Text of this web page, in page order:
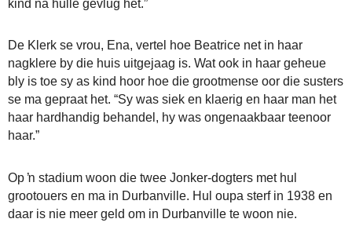
kind na hulle gevlug het.”
De Klerk se vrou, Ena, vertel hoe Beatrice net in haar
nagklere by die huis uitgejaag is. Wat ook in haar geheue
bly is toe sy as kind hoor hoe die grootmense oor die susters
se ma gepraat het. “Sy was siek en klaerig en haar man het
haar hardhandig behandel, hy was ongenaakbaar teenoor
haar.”
Op ŉ stadium woon die twee Jonker-dogters met hul
grootouers en ma in Durbanville. Hul oupa sterf in 1938 en
daar is nie meer geld om in Durbanville te woon nie.